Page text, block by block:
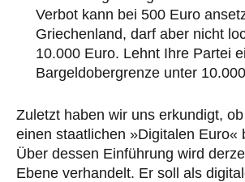
Verbot kann bei 500 Euro
Griechenland, darf aber nicht
10.000 Euro. Lehnt Ihre Partei
Bargeldobergrenze unter
Zuletzt haben wir uns erkundigt,
einen staatlichen »Digitalen Euro«
Über dessen Einführung wird
Ebene verhandelt. Er soll als